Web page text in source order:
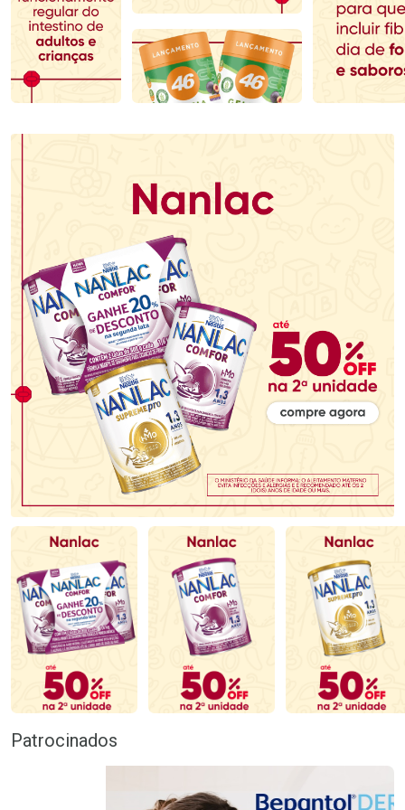
Comprar sem Desconto
Por R$ 110,99/cada
Comprar sem Desconto
Por R$ 110,99/cada
Comprar sem Desconto
Por R$ 70,79/cada
Comprar sem Desconto
Por R$ 70,79/cada
Patrocinados